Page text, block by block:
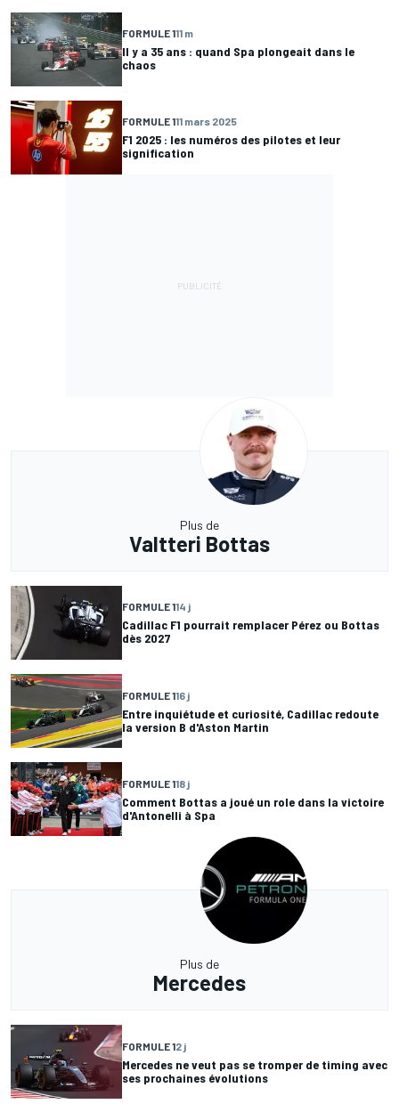
FORMULE 111 m
Il y a 35 ans : quand Spa plongeait dans le
chaos
FORMULE 111 mars 2025
F1 2025 : les numéros des pilotes et leur
signification
Plus de
Valtteri Bottas
FORMULE 114 j
Cadillac F1 pourrait remplacer Pérez ou Bottas
dès 2027
FORMULE 116 j
Entre inquiétude et curiosité, Cadillac redoute
la version B d'Aston Martin
FORMULE 118 j
Comment Bottas a joué un role dans la victoire
d'Antonelli à Spa
Plus de
Mercedes
FORMULE 12 j
Mercedes ne veut pas se tromper de timing avec
ses prochaines évolutions